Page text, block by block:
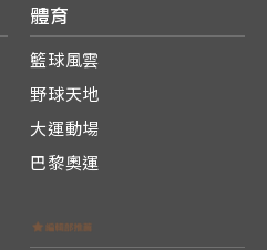
體育
籃球風雲
野球天地
大運動場
巴黎奧運